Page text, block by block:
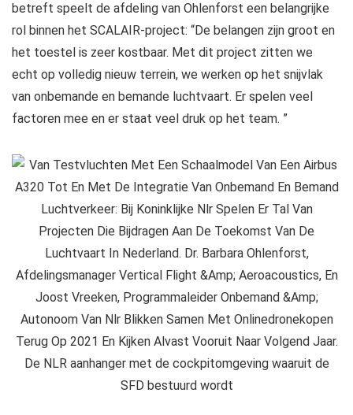
betreft speelt de afdeling van Ohlenforst een belangrijke
rol binnen het SCALAIR-project: “De belangen zijn groot en
het toestel is zeer kostbaar. Met dit project zitten we
echt op volledig nieuw terrein, we werken op het snijvlak
van onbemande en bemande luchtvaart. Er spelen veel
factoren mee en er staat veel druk op het team. ”
De NLR aanhanger met de cockpitomgeving waaruit de
SFD bestuurd wordt